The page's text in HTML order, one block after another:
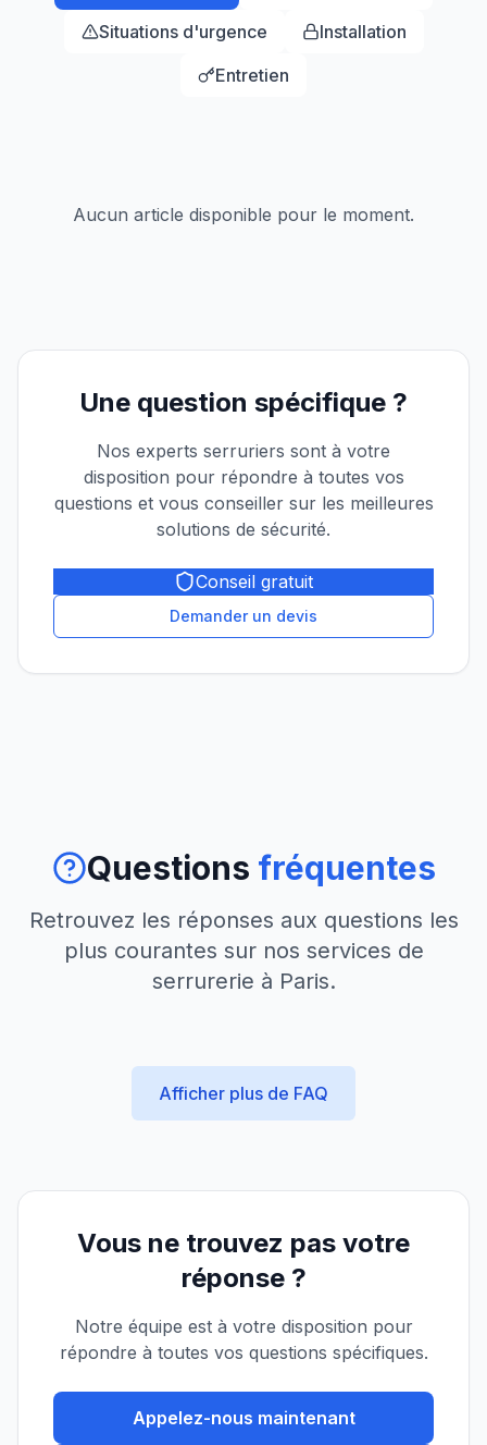
Situations d'urgence
Installation
Entretien
Aucun article disponible pour le moment.
Une question spécifique ?
Nos experts serruriers sont à votre
disposition pour répondre à toutes vos
questions et vous conseiller sur les meilleures
solutions de sécurité.
Conseil gratuit
Demander un devis
Questions fréquentes
Retrouvez les réponses aux questions les
plus courantes sur nos services de
serrurerie à Paris.
Afficher plus de FAQ
Vous ne trouvez pas votre
réponse ?
Notre équipe est à votre disposition pour
répondre à toutes vos questions spécifiques.
Appelez-nous maintenant